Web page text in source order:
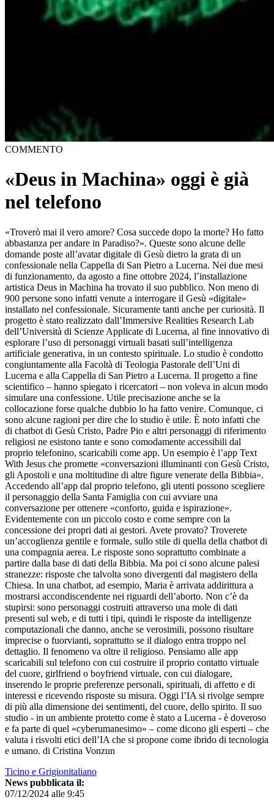
COMMENTO
«Deus in Machina» oggi è già
nel telefono
«Troverò mai il vero amore? Cosa succede dopo la morte? Ho fatto
abbastanza per andare in Paradiso?». Queste sono alcune delle
domande poste all’avatar digitale di Gesù dietro la grata di un
confessionale nella Cappella di San Pietro a Lucerna. Nei due mesi
di funzionamento, da agosto a fine ottobre 2024, l’installazione
artistica Deus in Machina ha trovato il suo pubblico. Non meno di
900 persone sono infatti venute a interrogare il Gesù «digitale»
installato nel confessionale. Sicuramente tanti anche per curiosità. Il
progetto è stato realizzato dall’Immersive Realities Research Lab
dell’Università di Scienze Applicate di Lucerna, al fine innovativo di
esplorare l’uso di personaggi virtuali basati sull’intelligenza
artificiale generativa, in un contesto spirituale. Lo studio è condotto
congiuntamente alla Facoltà di Teologia Pastorale dell’Uni di
Lucerna e alla Cappella di San Pietro a Lucerna. Il progetto a fine
scientifico – hanno spiegato i ricercatori – non voleva in alcun modo
simulare una confessione. Utile precisazione anche se la
collocazione forse qualche dubbio lo ha fatto venire. Comunque, ci
sono alcune ragioni per dire che lo studio è utile. È noto infatti che
di chatbot di Gesù Cristo, Padre Pio e altri personaggi di riferimento
religiosi ne esistono tante e sono comodamente accessibili dal
proprio telefonino, scaricabili come app. Un esempio è l’app Text
With Jesus che promette «conversazioni illuminanti con Gesù Cristo,
gli Apostoli e una moltitudine di altre figure venerate della Bibbia».
Accedendo all’app dal proprio telefono, gli utenti possono scegliere
il personaggio della Santa Famiglia con cui avviare una
conversazione per ottenere «conforto, guida e ispirazione».
Evidentemente con un piccolo costo e come sempre con la
concessione dei propri dati ai gestori. Avete provato? Troverete
un’accoglienza gentile e formale, sullo stile di quella della chatbot di
una compagnia aerea. Le risposte sono soprattutto combinate a
partire dalla base di dati della Bibbia. Ma poi ci sono alcune palesi
stranezze: risposte che talvolta sono divergenti dal magistero della
Chiesa. In una chatbot, ad esempio, Maria è arrivata addirittura a
mostrarsi accondiscendente nei riguardi dell’aborto. Non c’è da
stupirsi: sono personaggi costruiti attraverso una mole di dati
presenti sul web, e di tutti i tipi, quindi le risposte da intelligenze
computazionali che danno, anche se verosimili, possono risultare
imprecise o fuorvianti, soprattutto se il dialogo entra troppo nel
dettaglio. Il fenomeno va oltre il religioso. Pensiamo alle app
scaricabili sul telefono con cui costruire il proprio contatto virtuale
del cuore, girlfriend o boyfriend virtuale, con cui dialogare,
inserendo le proprie preferenze personali, spirituali, di affetto e di
interessi e ricevendo risposte su misura. Oggi l’IA si rivolge sempre
di più alla dimensione dei sentimenti, del cuore, dello spirito. Il suo
studio - in un ambiente protetto come è stato a Lucerna - è doveroso
e fa parte di quel «cyberumanesimo» – come dicono gli esperti – che
valuta i risvolti etici dell’IA che si propone come ibrido di tecnologia
e umano. di Cristina Vonzun
Ticino e Grigionitaliano
News pubblicata il:
07/12/2024 alle 9:45